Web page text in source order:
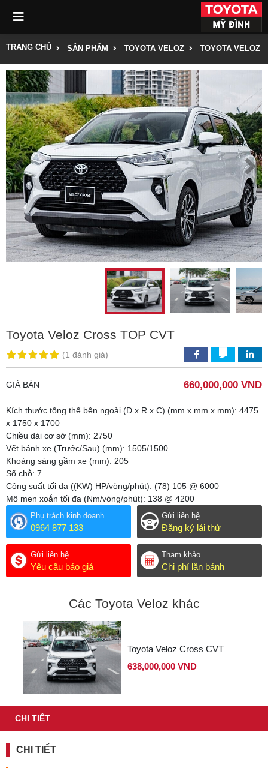
TRANG CHỦ SẢN PHẨM TOYOTA VELOZ TOYOTA VELOZ
Toyota Veloz Cross TOP CVT
(1 đánh giá)
GIÁ BÁN 660,000,000 VND
Kích thước tổng thể bên ngoài (D x R x C) (mm x mm x mm): 4475
x 1750 x 1700
Chiều dài cơ sở (mm): 2750
Vết bánh xe (Trước/Sau) (mm): 1505/1500
Khoảng sáng gầm xe (mm): 205
Số chỗ: 7
Công suất tối đa ((KW) HP/vòng/phút): (78) 105 @ 6000
Mô men xoắn tối đa (Nm/vòng/phút): 138 @ 4200
Phụ trách kinh doanh
0964 877 133
Gửi liên hệ
Yêu cầu báo giá
Gửi liên hệ
Đăng ký lái thử
Tham khảo
Chi phí lăn bánh
Các Toyota Veloz khác
Toyota Veloz Cross CVT
638,000,000 VND
CHI TIẾT
CHI TIẾT